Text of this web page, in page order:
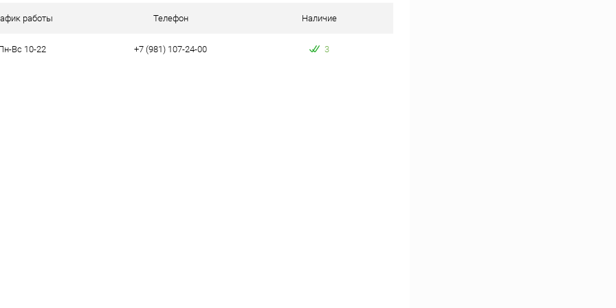
работы Телефон Наличие
Вс 10-22 +7 (981) 107-24-00 3